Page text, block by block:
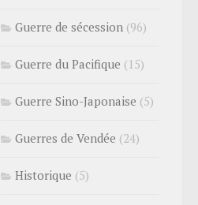
Guerre de sécession (96)
Guerre du Pacifique (15)
Guerre Sino-Japonaise (5)
Guerres de Vendée (24)
Historique (5)